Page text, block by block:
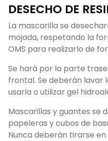
DESECHO DE
La mascarilla se
mojada, respetando la
OMS para realizarlo de
Se hará por la parte
frontal. Se deberán lavar
usarla o utilizar gel
Mascarillas y guantes se
papeleras y cubos de
Nunca deberán tirarse